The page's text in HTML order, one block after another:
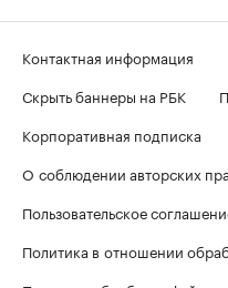
Контактная информация
Скрыть баннеры на РБК
Корпоративная подписка
О соблюдении авторских
Пользовательское
Политика в отношении